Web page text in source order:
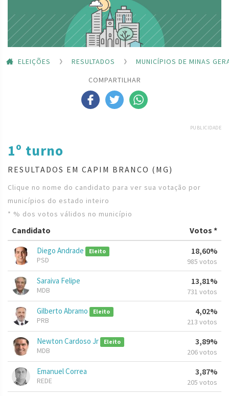
ELEIÇÕES RESULTADOS
MUNICÍPIOS DE MINAS
COMPARTILHAR
PUBLICIDADE
1º turno
RESULTADOS EM CAPIM BRANCO (MG)
Clique no nome do candidato para ver sua votação por
municípios do estado inteiro
* % dos votos válidos no município
Candidato Votos *
Diego Andrade Eleito
PSD
18,60%
985 votos
Saraiva Felipe
MDB
13,81%
731 votos
Gilberto Abramo Eleito
PRB
4,02%
213 votos
Newton Cardoso Jr Eleito
MDB
3,89%
206 votos
Emanuel Correa
REDE
3,87%
205 votos